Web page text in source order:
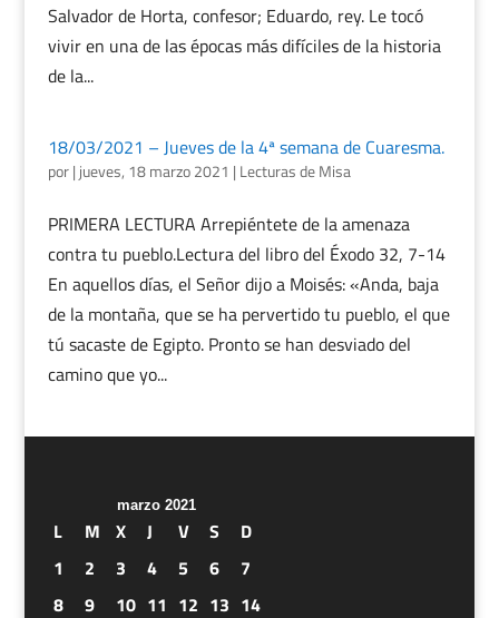
Salvador de Horta, confesor; Eduardo, rey. Le tocó
vivir en una de las épocas más difíciles de la historia
de la...
18/03/2021 – Jueves de la 4ª semana de Cuaresma.
por| jueves, 18 marzo 2021 | Lecturas de Misa
PRIMERA LECTURA Arrepiéntete de la amenaza
contra tu pueblo.Lectura del libro del Éxodo 32, 7-14
En aquellos días, el Señor dijo a Moisés: «Anda, baja
de la montaña, que se ha pervertido tu pueblo, el que
tú sacaste de Egipto. Pronto se han desviado del
camino que yo...
marzo 2021
L M X J V S
D
1
2 3 4 5 6
7
8
9 10 11 12 13 14